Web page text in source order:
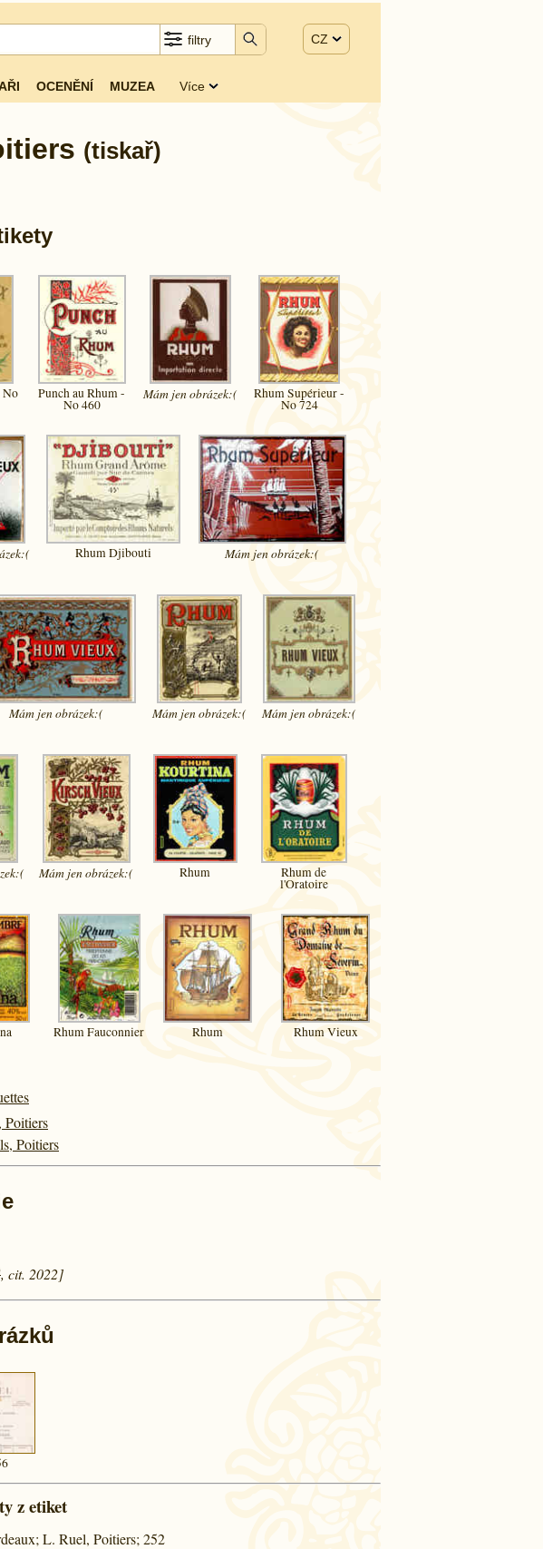
filtry CZ
OCENĚNÍ MUZEA Více
(tiskař)
Punch au Rhum -
No 460
Mám jenobrázek:( Rhum Supérieur -
No 724
Rhum Djibouti Mám jenobrázek:(
Mám jenobrázek:( Mám jenobrázek:( Mám jenobrázek:(
Mám jenobrázek:( Rhum Rhum de
l'Oratoire
Rhum Fauconnier Rhum Rhum Vieux
Poitiers
Poitiers
, cit. 2022]
z etiket
L. Ruel, Poitiers; 252